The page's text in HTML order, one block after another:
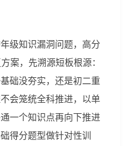
级知识漏洞问题，高分
案，先溯源短板根源：
础没夯实，还是初二重
会笼统全科推进，以单
一个知识点再向下推进
得分题型做针对性训